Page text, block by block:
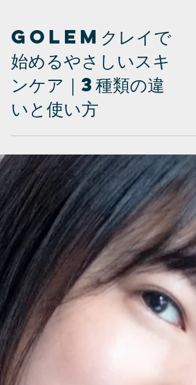
GOLEMクレイで
始めるやさしいスキ
ンケア｜3種類の違